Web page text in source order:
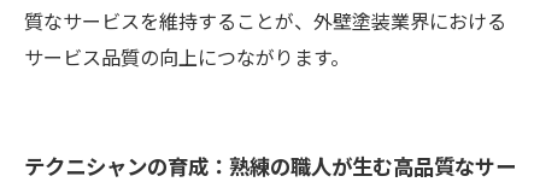
質なサービスを維持することが、外壁塗装業界における
サービス品質の向上につながります。
テクニシャンの育成：熟練の職人が生む高品質なサー